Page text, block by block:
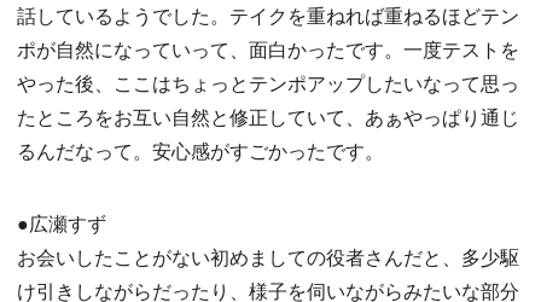
話しているようでした。テイクを重ねれば重ねるほどテン
ポが自然になっていって、面白かったです。一度テストを
やった後、ここはちょっとテンポアップしたいなって思っ
たところをお互い自然と修正していて、あぁやっぱり通じ
るんだなって。安心感がすごかったです。
●広瀬すず
お会いしたことがない初めましての役者さんだと、多少駆
け引きしながらだったり、様子を伺いながらみたいな部分